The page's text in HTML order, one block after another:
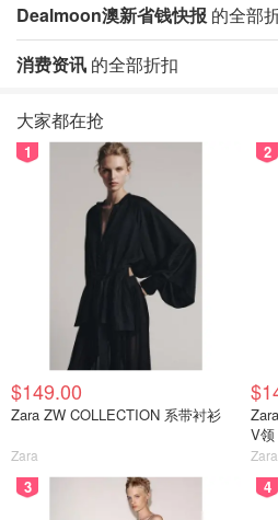
Dealmoon澳新省钱快报 的全部
消费资讯 的全部折扣
大家都在抢
1
$149.00
Zara ZW COLLECTION 系带衬衫
Zara
2
V领
Zara
3 4